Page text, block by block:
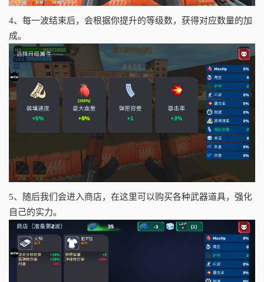
4、每一波结束后，会根据你提升的等级数，获得对应数量的加
成。
5、随后我们会进入商店，在这里可以购买各种武器道具，强化
自己的实力。